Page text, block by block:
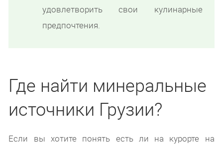
удовлетворить свои кулинарные
предпочтения.
Где найти минеральные
источники Грузии?
Если вы хотите понять есть ли на курорте на